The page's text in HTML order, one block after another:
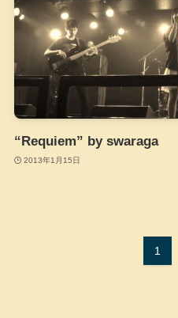
“Requiem” by swaraga
2013年1月15日
1